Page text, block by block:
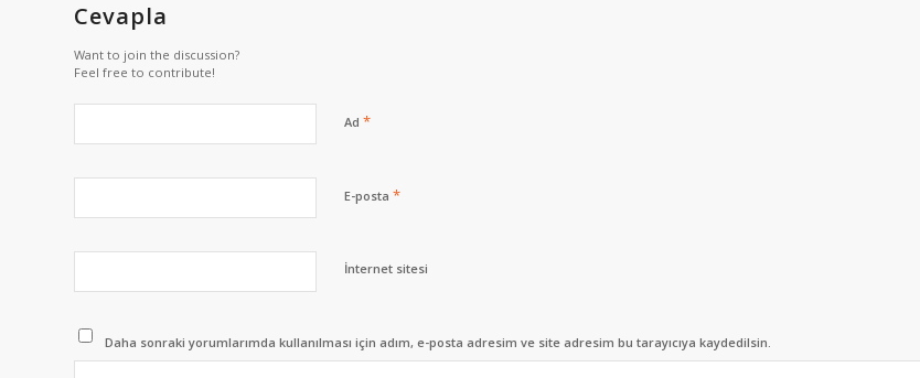
Cevapla
Want to join the discussion?
Feel free to contribute!
Ad *
E-posta *
İnternet sitesi
Daha sonraki yorumlarımda kullanılması için adım, e-posta adresim ve site adresim bu tarayıcıya kaydedilsin.